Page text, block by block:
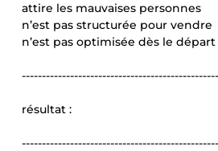
attire les mauvaises personnes
n’est pas structurée pour vendre
n’est pas optimisée dès le départ
résultat :